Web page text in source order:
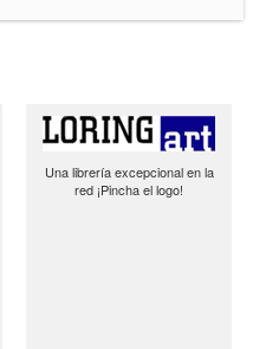
Una librería excepcional en la
red ¡Pincha el logo!